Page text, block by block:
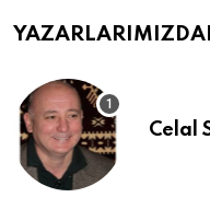
Celal